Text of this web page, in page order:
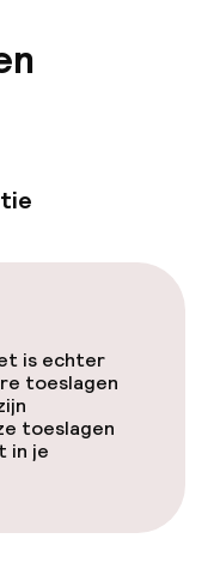
(minder
is echter
toeslagen
toeslagen
in je